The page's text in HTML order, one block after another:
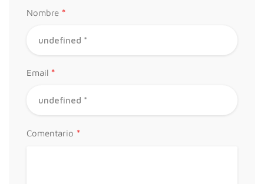
Nombre *
Email *
Comentario *